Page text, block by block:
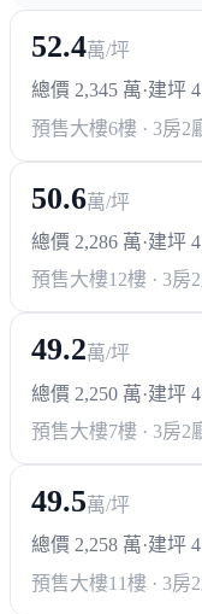
52.4萬/坪
總價 2,345 萬·建坪
預售大樓6樓 · 3房2
50.6萬/坪
總價 2,286 萬·建坪
預售大樓12樓 · 3房
49.2萬/坪
總價 2,250 萬·建坪
預售大樓7樓 · 3房2
49.5萬/坪
總價 2,258 萬·建坪
預售大樓11樓 · 3房